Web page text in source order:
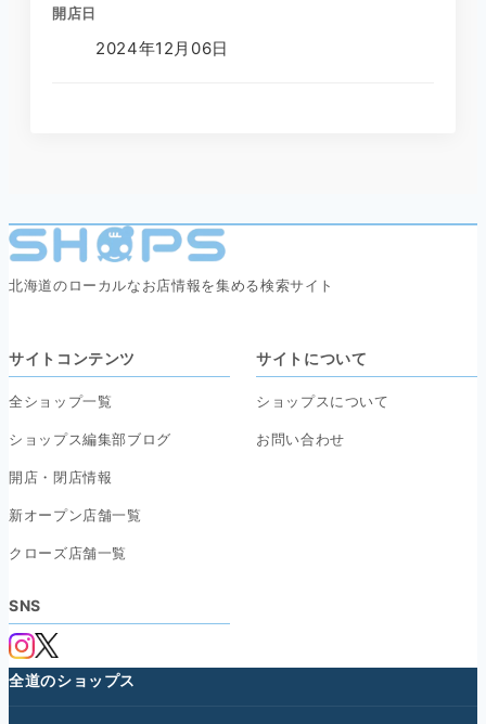
開店日
2024年12月06日
北海道のローカルなお店情報を集める検索サイト
サイトコンテンツ
全ショップ一覧
ショップス編集部ブログ
開店・閉店情報
新オープン店舗一覧
クローズ店舗一覧
サイトについて
ショップスについて
お問い合わせ
SNS
全道のショップス